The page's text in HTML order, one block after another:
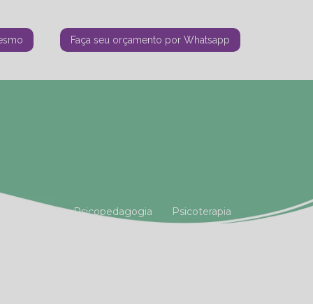
Faça seu orçamento por Whatsapp
Psicopedagogia Psicoterapia